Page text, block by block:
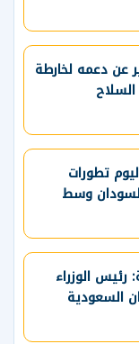
عن دعمه لخارطة
تطورات
وسط
رئيس الوزراء
السعودية